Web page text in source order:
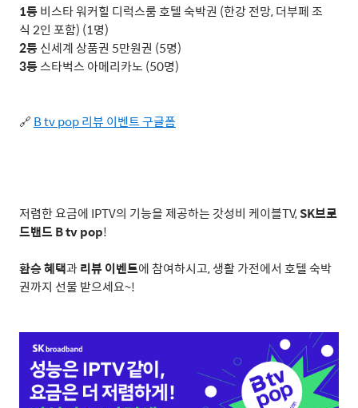
1등비스타 워커힐 디럭스룸 호텔 숙박권 (한강 전망,더부페 조
식 2인 포함) (1명)
2등신세계 상품권 5만원권 (5명)
3등스타벅스 아메리카노 (50명)
🔗 B tv pop리뷰 이벤트구글폼
저렴한 요금에 IPTV의 기능을 제공하는 갓성비 케이블TV,SK브로
드밴드B tv pop!
환승 혜택과리뷰 이벤트에 참여하시고,생활 가전에서 호텔 숙박
권까지 선물 받으세요~!